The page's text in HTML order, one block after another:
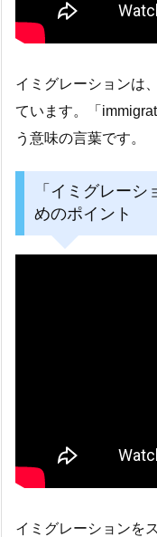
イミグレーションは
ています。「
う意味の言葉です。
「イミグレー
めのポイント
イミグレーションを